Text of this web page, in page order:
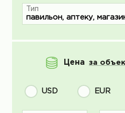
Тип
Цена за
USD EUR